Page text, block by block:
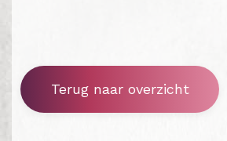
Terug naar overzicht